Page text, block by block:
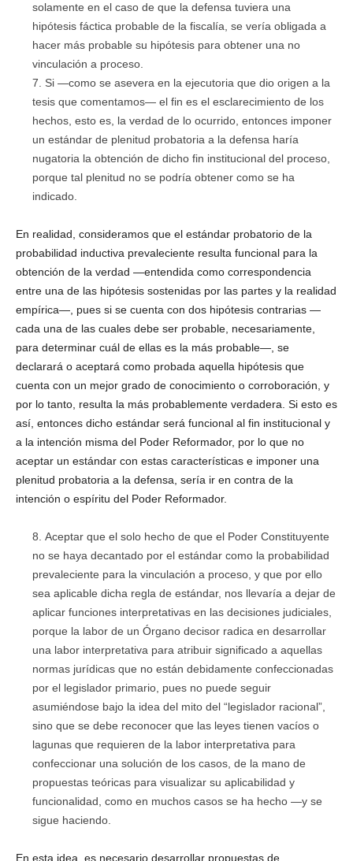
solamente en el caso de que la defensa tuviera una
hipótesis fáctica probable de la fiscalía, se vería obligada a
hacer más probable su hipótesis para obtener una no
vinculación a proceso.
Si —como se asevera en la ejecutoria que dio origen a la
tesis que comentamos— el fin es el esclarecimiento de los
hechos, esto es, la verdad de lo ocurrido, entonces imponer
un estándar de plenitud probatoria a la defensa haría
nugatoria la obtención de dicho fin institucional del proceso,
porque tal plenitud no se podría obtener como se ha
indicado.
En realidad, consideramos que el estándar probatorio de la
probabilidad inductiva prevaleciente resulta funcional para la
obtención de la verdad —entendida como correspondencia
entre una de las hipótesis sostenidas por las partes y la realidad
empírica—, pues si se cuenta con dos hipótesis contrarias —
cada una de las cuales debe ser probable, necesariamente,
para determinar cuál de ellas es la más probable—, se
declarará o aceptará como probada aquella hipótesis que
cuenta con un mejor grado de conocimiento o corroboración, y
por lo tanto, resulta la más probablemente verdadera. Si esto es
así, entonces dicho estándar será funcional al fin institucional y
a la intención misma del Poder Reformador, por lo que no
aceptar un estándar con estas características e imponer una
plenitud probatoria a la defensa, sería ir en contra de la
intención o espíritu del Poder Reformador.
Aceptar que el solo hecho de que el Poder Constituyente
no se haya decantado por el estándar como la probabilidad
prevaleciente para la vinculación a proceso, y que por ello
sea aplicable dicha regla de estándar, nos llevaría a dejar de
aplicar funciones interpretativas en las decisiones judiciales,
porque la labor de un Órgano decisor radica en desarrollar
una labor interpretativa para atribuir significado a aquellas
normas jurídicas que no están debidamente confeccionadas
por el legislador primario, pues no puede seguir
asumiéndose bajo la idea del mito del “legislador racional”,
sino que se debe reconocer que las leyes tienen vacíos o
lagunas que requieren de la labor interpretativa para
confeccionar una solución de los casos, de la mano de
propuestas teóricas para visualizar su aplicabilidad y
funcionalidad, como en muchos casos se ha hecho —y se
sigue haciendo.
En esta idea, es necesario desarrollar propuestas de